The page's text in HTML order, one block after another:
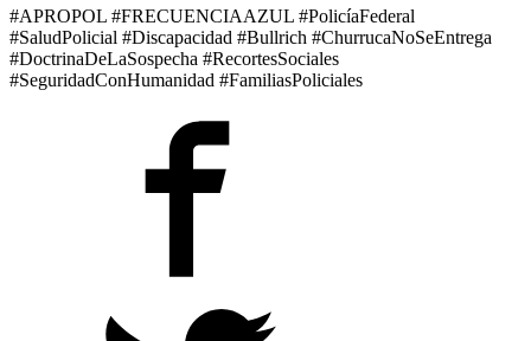
#APROPOL #FRECUENCIAAZUL #PolicíaFederal
#SaludPolicial #Discapacidad #Bullrich #ChurrucaNoSeEntrega
#DoctrinaDeLaSospecha #RecortesSociales
#SeguridadConHumanidad #FamiliasPoliciales